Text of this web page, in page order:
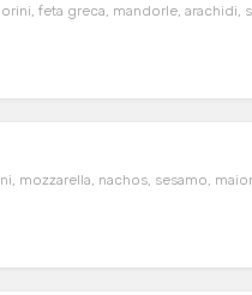
feta greca, mandorle, arachidi,
mozzarella, nachos, sesamo,